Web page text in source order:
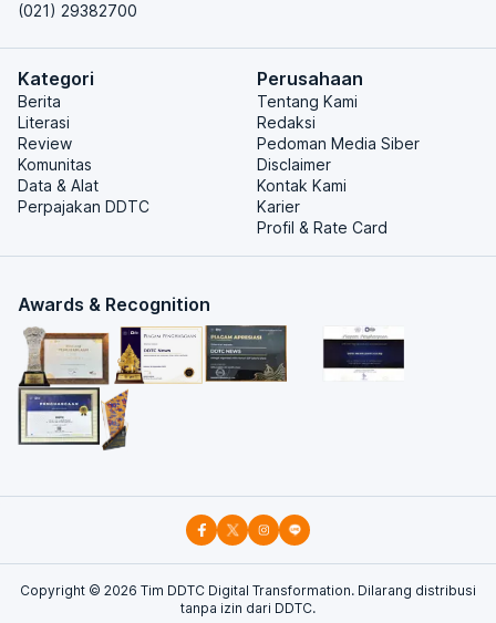
(021) 29382700
Kategori
Berita
Literasi
Review
Komunitas
Data & Alat
Perpajakan DDTC
Perusahaan
Tentang Kami
Redaksi
Pedoman Media Siber
Disclaimer
Kontak Kami
Karier
Profil & Rate Card
Awards & Recognition
Copyright © 2026 Tim DDTC Digital Transformation. Dilarang distribusi
tanpa izin dari DDTC.